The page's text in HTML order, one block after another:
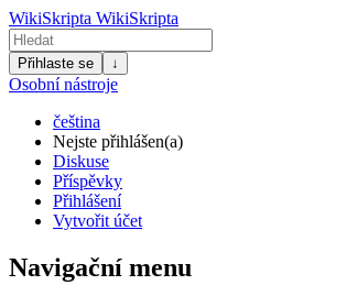
WikiSkripta WikiSkripta
Přihlaste se ↓
Osobní nástroje
čeština
Nejste přihlášen(a)
Diskuse
Příspěvky
Přihlášení
Vytvořit účet
Navigační menu